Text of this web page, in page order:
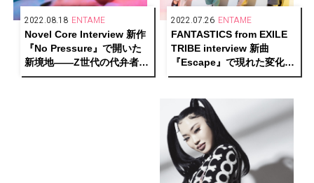
2022.08.18 ENTAME
Novel Core Interview 新作
『No Pressure』で開いた
新境地――Z世代の代弁者が
見つめる今
2022.07.26 ENTAME
FANTASTICS from EXILE
TRIBE interview 新曲
『Escape』で現れた変化と
進化に迫る！